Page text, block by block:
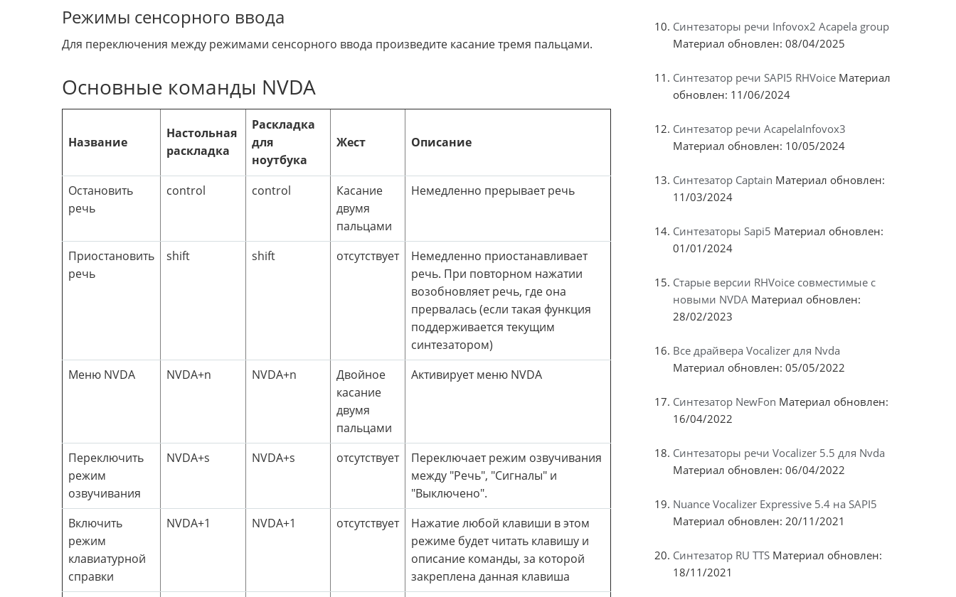
Режимы сенсорного ввода
Для переключения между режимами сенсорного ввода произведите касание тремя пальцами.
Основные команды NVDA
Название
Настольная
раскладка
Раскладка
для
ноутбука
Жест Описание
Остановить
речь
control control
Касание
двумя
пальцами
Немедленно прерывает речь
Приостановить
речь
shift shift отсутствует
Немедленно приостанавливает
речь. При повторном нажатии
возобновляет речь, где она
прервалась (если такая функция
поддерживается текущим
синтезатором)
Меню NVDA
NVDA+n NVDA+n
Двойное
касание
двумя
пальцами
Активирует меню NVDA
Переключить
режим
озвучивания
NVDA+s NVDA+s отсутствует
Переключает режим озвучивания
между "Речь", "Сигналы" и
"Выключено".
Включить
режим
клавиатурной
справки
NVDA+1 NVDA+1 отсутствует
Нажатие любой клавиши в этом
режиме будет читать клавишу и
описание команды, за которой
закреплена данная клавиша
Синтезаторы речи Infovox2 Acapela group
Материал обновлен: 08/04/2025
Синтезатор речи SAPI5 RHVoice Материал
обновлен: 11/06/2024
Синтезатор речи AcapelaInfovox3
Материал обновлен: 10/05/2024
Синтезатор Captain Материал обновлен:
11/03/2024
Синтезаторы Sapi5 Материал обновлен:
01/01/2024
Старые версии RHVoice совместимые с
новыми NVDA Материал обновлен:
28/02/2023
Все драйвера Vocalizer для Nvda
Материал обновлен: 05/05/2022
Синтезатор NewFon Материал обновлен:
16/04/2022
Синтезаторы речи Vocalizer 5.5 для Nvda
Материал обновлен: 06/04/2022
Nuance Vocalizer Expressive 5.4 на SAPI5
Материал обновлен: 20/11/2021
Синтезатор RU TTS Материал обновлен:
18/11/2021